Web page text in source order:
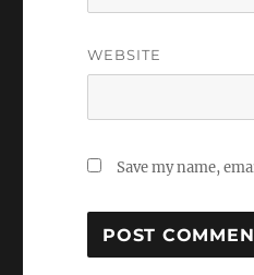
WEBSITE
Save my name,